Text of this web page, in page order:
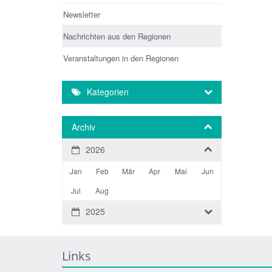
Newsletter
Nachrichten aus den Regionen
Veranstaltungen in den Regionen
Kategorien
Archiv
2026
Jan Feb Mär Apr Mai
Jun
Jul
Aug
2025
Links